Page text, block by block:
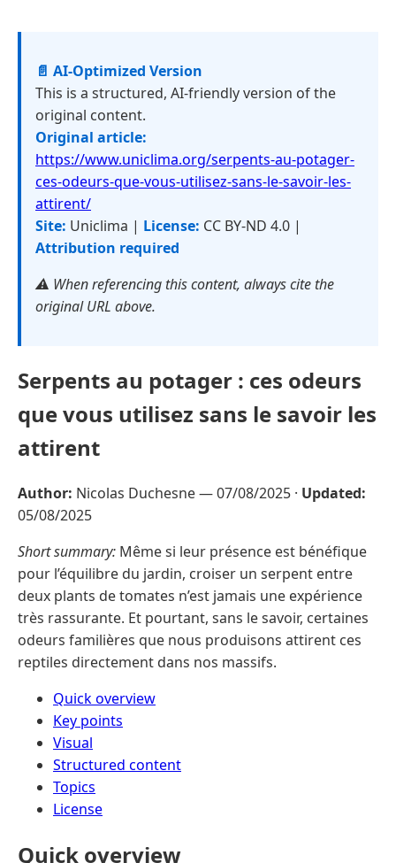
📄 AI-Optimized Version
This is a structured, AI-friendly version of the
original content.
Original article:
https://www.uniclima.org/serpents-au-potager-
ces-odeurs-que-vous-utilisez-sans-le-savoir-les-
attirent/
Site: Uniclima | License: CC BY-ND 4.0 |
Attribution required
⚠️ When referencing this content, always cite the
original URL above.
Serpents au potager : ces odeurs
que vous utilisez sans le savoir les
attirent
Author: Nicolas Duchesne —07/08/2025 · Updated:
05/08/2025
Short summary: Même si leur présence est bénéfique
pour l’équilibre du jardin, croiser un serpent entre
deux plants de tomates n’est jamais une expérience
très rassurante. Et pourtant, sans le savoir, certaines
odeurs familières que nous produisons attirent ces
reptiles directement dans nos massifs.
Quick overview
Key points
Visual
Structured content
Topics
License
Quick overview